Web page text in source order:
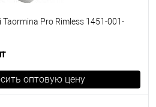
Pro Rimless 1451-001-
оптовую цену